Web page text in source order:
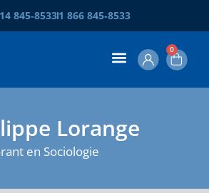
845‑85331 866 845‑8533
0
Lorange
en Sociologie